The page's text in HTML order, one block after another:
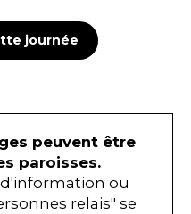
journée
peuvent être
paroisses.
ou
relais" se